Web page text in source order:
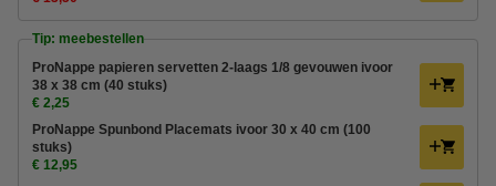
Tip: meebestellen
ProNappe papieren servetten 2-laags 1/8 gevouwen ivoor
38 x 38 cm (40 stuks)
€ 2,25
ProNappe Spunbond Placemats ivoor 30 x 40 cm (100
stuks)
€ 12,95